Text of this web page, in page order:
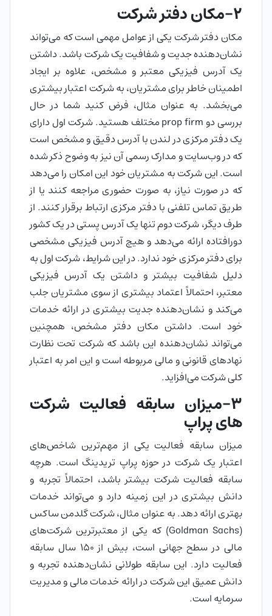
2-مکان دفتر شرکت
مکان دفتر شرکت یکی از عوامل مهمی است که می‌تواند
نشان‌دهنده جدیت و شفافیت یک شرکت باشد. داشتن
یک آدرس فیزیکی معتبر و مشخص، علاوه بر ایجاد
اطمینان خاطر برای مشتریان، به شرکت اعتبار بیشتری
می‌بخشد. به عنوان مثال، فرض کنید شما در حال
بررسی دو prop firm مختلف هستید. شرکت اول دارای
یک دفتر مرکزی در لندن با آدرس دقیق و مشخص است
که در وب‌سایت و مدارک رسمی آن نیز به وضوح ذکر شده
است. این شرکت به مشتریان خود این امکان را می‌دهد
که در صورت نیاز، به صورت حضوری مراجعه کنند یا از
طریق تماس تلفنی با دفتر مرکزی ارتباط برقرار کنند. از
طرف دیگر، شرکت دوم تنها یک آدرس پستی در یک کشور
دورافتاده ارائه می‌دهد و هیچ آدرس فیزیکی مشخصی
برای دفتر مرکزی خود ندارد. در این شرایط، شرکت اول به
دلیل شفافیت بیشتر و داشتن یک آدرس فیزیکی
معتبر، احتمالاً اعتماد بیشتری از سوی مشتریان جلب
می‌کند و نشان‌دهنده جدیت بیشتری در ارائه خدمات
خود است. داشتن مکان دفتر مشخص، همچنین
می‌تواند نشان‌دهنده این باشد که شرکت تحت نظارت
نهادهای قانونی و مالی مربوطه است و این امر به اعتبار
کلی شرکت می‌افزاید.
3-میزان سابقه فعالیت شرکت
های پراپ
میزان سابقه فعالیت یکی از مهم‌ترین شاخص‌های
اعتبار یک شرکت در حوزه پراپ تریدینگ است. هرچه
سابقه فعالیت شرکت بیشتر باشد، احتمالاً تجربه و
دانش بیشتری در این زمینه دارد و می‌تواند خدمات
بهتری ارائه دهد. به عنوان مثال، شرکت گلدمن ساکس
(Goldman Sachs) که یکی از معتبرترین شرکت‌های
مالی در سطح جهانی است، بیش از 150 سال سابقه
فعالیت دارد. این سابقه طولانی نشان‌دهنده تجربه و
دانش عمیق این شرکت در ارائه خدمات مالی و مدیریت
سرمایه است.